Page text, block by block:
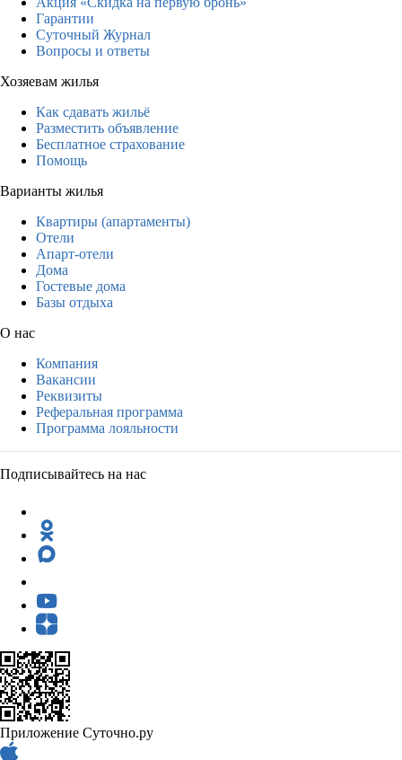
Гарантии
Суточный Журнал
Вопросы и ответы
Хозяевам жилья
Как сдавать жильё
Разместить объявление
Бесплатное страхование
Помощь
Варианты жилья
Квартиры (апартаменты)
Отели
Апарт-отели
Дома
Гостевые дома
Базы отдыха
О нас
Компания
Вакансии
Реквизиты
Реферальная программа
Программа лояльности
Подписывайтесь на нас
Приложение Суточно.ру